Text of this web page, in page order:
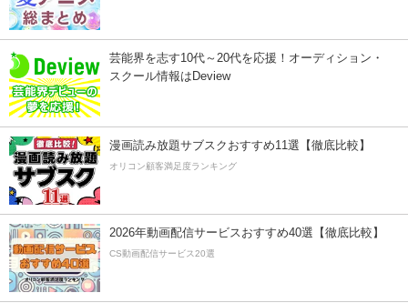
芸能界を志す10代～20代を応援！オーディション・
スクール情報はDeview
漫画読み放題サブスクおすすめ11選【徹底比較】
オリコン顧客満足度ランキング
2026年動画配信サービスおすすめ40選【徹底比較】
CS動画配信サービス20選